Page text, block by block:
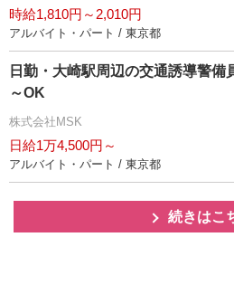
時給1,810円～2,010円
アルバイト・パート / 東京都
日勤・大崎駅周辺の交通誘導警備
～OK
株式会社MSK
日給1万4,500円～
アルバイト・パート / 東京都
続きはこ